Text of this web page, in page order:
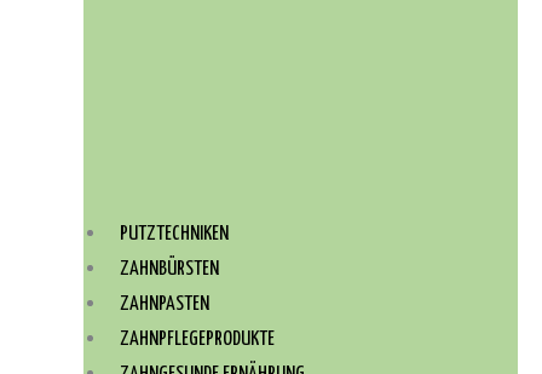
PUTZTECHNIKEN
ZAHNBÜRSTEN
ZAHNPASTEN
ZAHNPFLEGEPRODUKTE